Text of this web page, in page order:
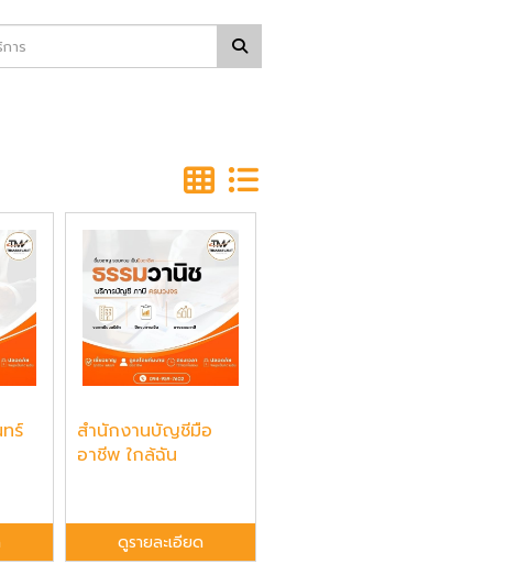
ร์
สำนักงานบัญชีมือ
อาชีพ ใกล้ฉัน
ดูรายละเอียด